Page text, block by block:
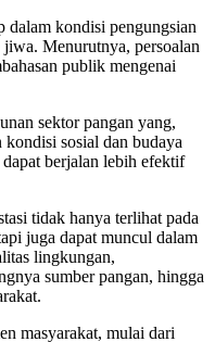
dalam kondisi pengungsian
Menurutnya, persoalan
publik mengenai
sektor pangan yang,
sosial dan budaya
berjalan lebih efektif
tidak hanya terlihat pada
juga dapat muncul dalam
lingkungan,
sumber pangan, hingga
masyarakat, mulai dari